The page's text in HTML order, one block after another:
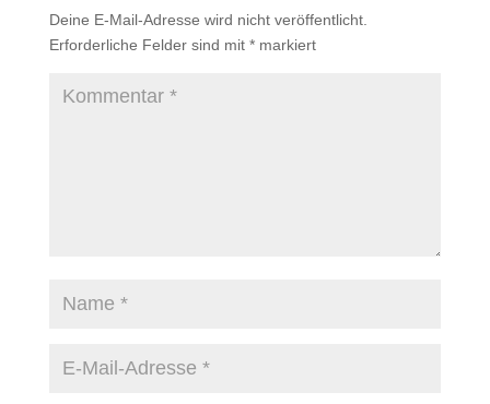
Deine E-Mail-Adresse wird nicht veröffentlicht.
Erforderliche Felder sind mit *markiert